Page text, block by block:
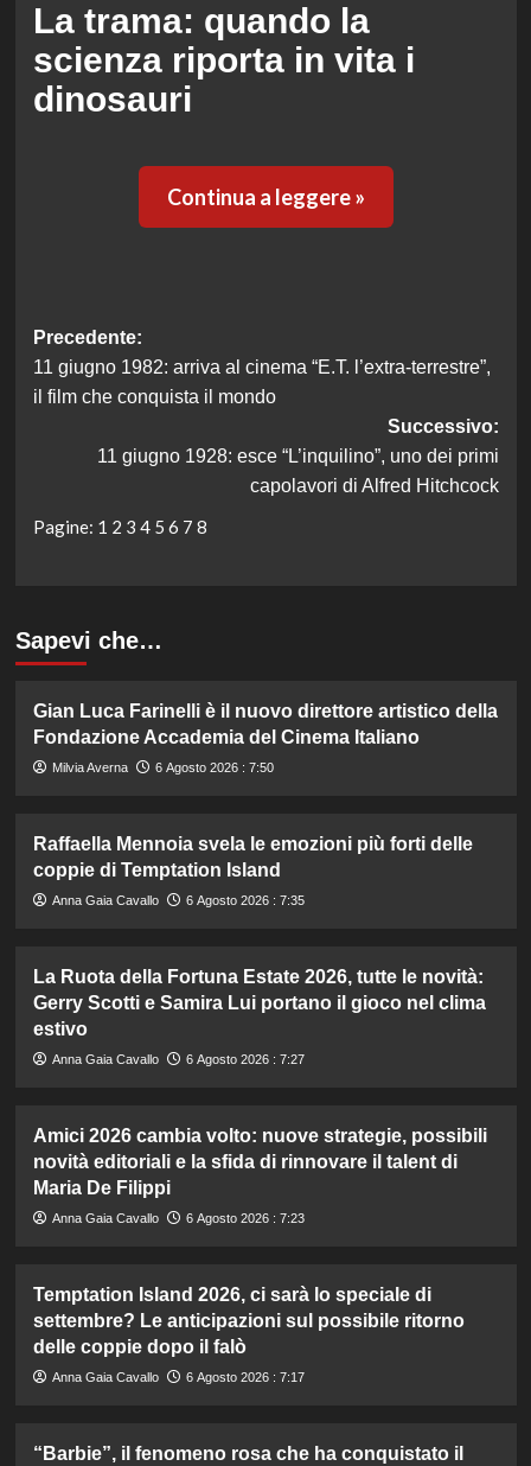
La trama: quando la
scienza riporta in vita i
dinosauri
Continua a leggere »
Navigazione
articolo
Precedente:
11 giugno 1982: arriva al cinema “E.T. l’extra-terrestre”,
il film che conquista il mondo
Successivo:
11 giugno 1928: esce “L’inquilino”, uno dei primi
capolavori di Alfred Hitchcock
Pagine: 1 2 3 4 5 6 7 8
Sapevi che…
Gian Luca Farinelli è il nuovo direttore artistico della
Fondazione Accademia del Cinema Italiano
Milvia Averna 6 Agosto 2026 : 7:50
Raffaella Mennoia svela le emozioni più forti delle
coppie di Temptation Island
Anna Gaia Cavallo 6 Agosto 2026 : 7:35
La Ruota della Fortuna Estate 2026, tutte le novità:
Gerry Scotti e Samira Lui portano il gioco nel clima
estivo
Anna Gaia Cavallo 6 Agosto 2026 : 7:27
Amici 2026 cambia volto: nuove strategie, possibili
novità editoriali e la sfida di rinnovare il talent di
Maria De Filippi
Anna Gaia Cavallo 6 Agosto 2026 : 7:23
Temptation Island 2026, ci sarà lo speciale di
settembre? Le anticipazioni sul possibile ritorno
delle coppie dopo il falò
Anna Gaia Cavallo 6 Agosto 2026 : 7:17
“Barbie”, il fenomeno rosa che ha conquistato il